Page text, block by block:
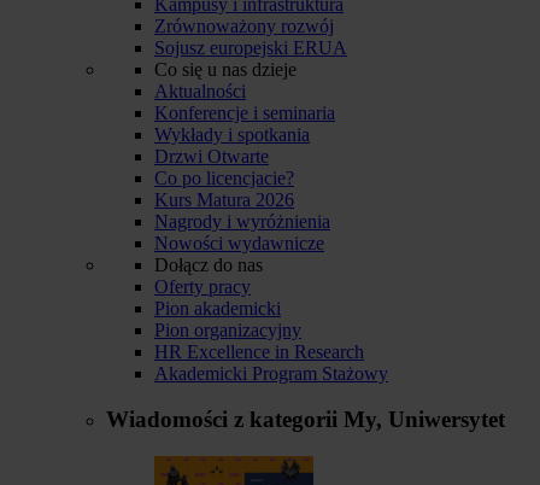
Zrównoważony rozwój
Sojusz europejski ERUA
Co się u nas dzieje
Aktualności
Konferencje i seminaria
Wykłady i spotkania
Drzwi Otwarte
Co po licencjacie?
Kurs Matura 2026
Nagrody i wyróżnienia
Nowości wydawnicze
Dołącz do nas
Oferty pracy
Pion akademicki
Pion organizacyjny
HR Excellence in Research
Akademicki Program Stażowy
Wiadomości z kategorii My, Uniwersytet